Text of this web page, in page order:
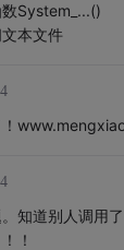
System_...()
本文件
知道别人调用
！